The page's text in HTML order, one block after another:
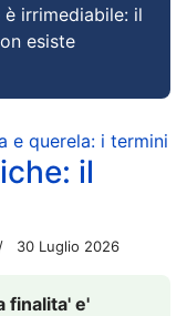
irrimediabile: il
esiste
e querela: i termini
il
30 Luglio 2026
finalita' e'